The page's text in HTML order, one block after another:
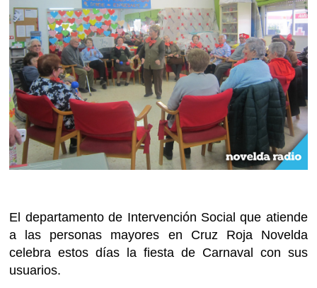
El departamento de Intervención Social que atiende
a las personas mayores en Cruz Roja Novelda
celebra estos días la fiesta de Carnaval con sus
usuarios.